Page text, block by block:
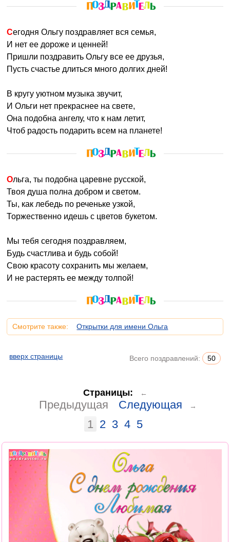
Сегодня Ольгу поздравляет вся семья,
И нет ее дороже и ценней!
Пришли поздравить Ольгу все ее друзья,
Пусть счастье длиться много долгих дней!
В кругу уютном музыка звучит,
И Ольги нет прекраснее на свете,
Она подобна ангелу, что к нам летит,
Чтоб радость подарить всем на планете!
Ольга, ты подобна царевне русской,
Твоя душа полна добром и светом.
Ты, как лебедь по реченьке узкой,
Торжественно идешь с цветов букетом.
Мы тебя сегодня поздравляем,
Будь счастлива и будь собой!
Свою красоту сохранить мы желаем,
И не растерять ее между толпой!
Смотрите также: Открытки для имени Ольга
вверх страницы Всего поздравлений: 50
Страницы: ←
Предыдущая Следующая →
1 2 3 4 5